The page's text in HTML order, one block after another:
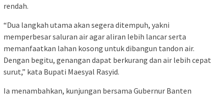
rendah.
“Dua langkah utama akan segera ditempuh, yakni
memperbesar saluran air agar aliran lebih lancar serta
memanfaatkan lahan kosong untuk dibangun tandon air.
Dengan begitu, genangan dapat berkurang dan air lebih cepat
surut,” kata Bupati Maesyal Rasyid.
Ia menambahkan, kunjungan bersama Gubernur Banten